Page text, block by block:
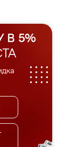
В 5%